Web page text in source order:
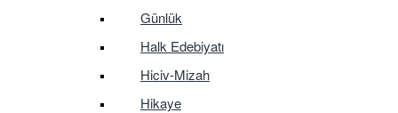
Günlük
Halk Edebiyatı
Hiciv-Mizah
Hikaye